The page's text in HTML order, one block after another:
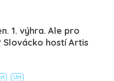
1. výhra. Ale pro
Slovácko hostí Artis
UH